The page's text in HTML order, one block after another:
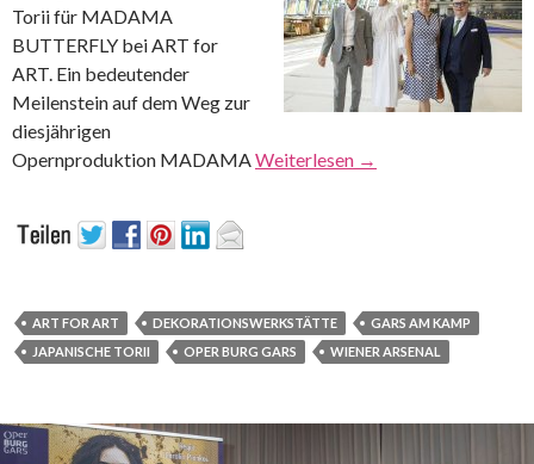
Torii für MADAMA
BUTTERFLY bei ART for
ART. Ein bedeutender
Meilenstein auf dem Weg zur
diesjährigen
Opernproduktion MADAMAWeiterlesen →
ART FOR ART DEKORATIONSWERKSTÄTTE
GARS AM KAMP
JAPANISCHE TORII
OPER BURG GARS WIENER ARSENAL